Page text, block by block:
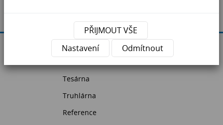
Úvodní strana
Tesárna
Truhlárna
Reference
PŘIJMOUT VŠE
Nastavení
Odmítnout